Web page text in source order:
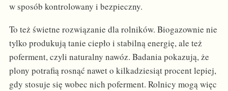
w sposób kontrolowany i bezpieczny.
To też świetne rozwiązanie dla rolników. Biogazownie nie
tylko produkują tanie ciepło i stabilną energię, ale też
poferment, czyli naturalny nawóz. Badania pokazują, że
plony potrafią rosnąć nawet o kilkadziesiąt procent lepiej,
gdy stosuje się wobec nich poferment. Rolnicy mogą więc